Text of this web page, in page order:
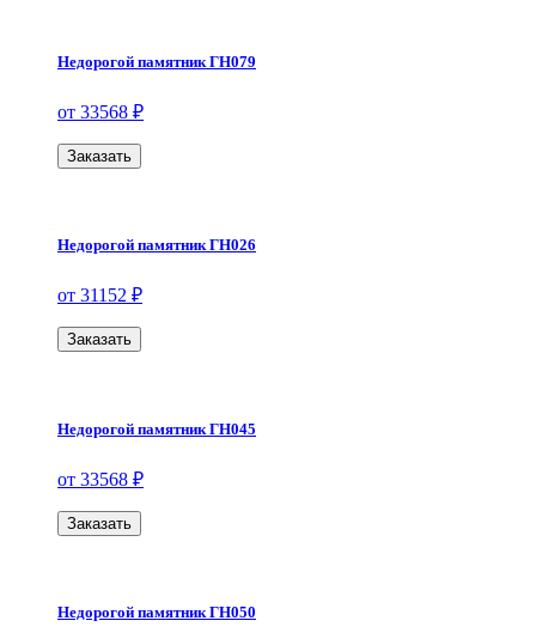
Недорогой памятник ГН079
от 33568 ₽
Заказать
Недорогой памятник ГН026
от 31152 ₽
Заказать
Недорогой памятник ГН045
от 33568 ₽
Заказать
Недорогой памятник ГН050